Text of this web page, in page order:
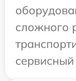
сложного